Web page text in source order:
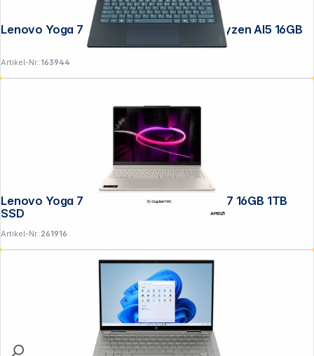
Lenovo Yoga 7 14AKP10 35,56cm (14") Ryzen AI5 16GB
Artikel-Nr.:163944
Lenovo Yoga 7 16AGP11 40,64cm (16") AI7 16GB 1TB
SSD
Artikel-Nr.:261916